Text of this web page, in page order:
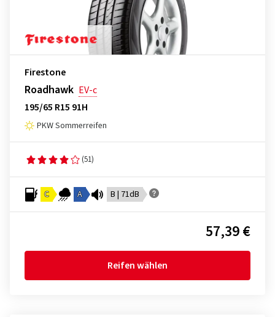
Firestone
Roadhawk EV-c
195/65 R15 91H
PKW Sommerreifen
(51)
C A B | 71dB
57,39 €
Reifen wählen